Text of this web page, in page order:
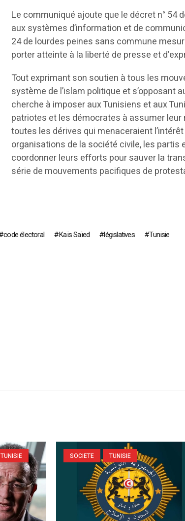
Le communiqué ajoute que le décret n° 54
aux systèmes d’information et de
24 de lourdes peines sans commune
porter atteinte à la liberté de presse et
Tout exprimant son soutien à tous les
système de l’islam politique et s’opposant
cherche à imposer aux Tunisiens et aux
patriotes et les démocrates à assumer
toutes les dérives qui menaceraient
organisations de la société civile, les
coordonner leurs efforts pour sauver la
série de mouvements pacifiques de
code électoral Kaïs Saïed législatives Tunisie
TUNISIE SOCIETE TUNISIE